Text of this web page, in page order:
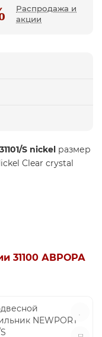
Распродажа и
акции
S nickel размер
Clear crystal
31100 АВРОРА